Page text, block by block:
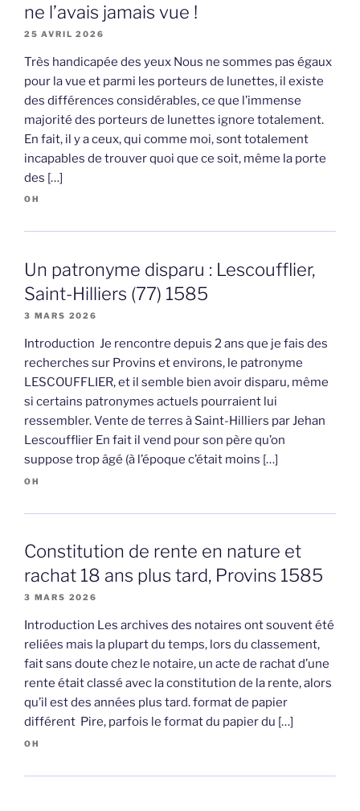
ne l’avais jamais vue !
25 AVRIL 2026
Très handicapée des yeux Nous ne sommes pas égaux
pour la vue et parmi les porteurs de lunettes, il existe
des différences considérables, ce que l’immense
majorité des porteurs de lunettes ignore totalement.
En fait, il y a ceux, qui comme moi, sont totalement
incapables de trouver quoi que ce soit, même la porte
des […]
OH
Un patronyme disparu : Lescoufflier,
Saint-Hilliers (77) 1585
3 MARS 2026
Introduction Je rencontre depuis 2 ans que je fais des
recherches sur Provins et environs, le patronyme
LESCOUFFLIER, et il semble bien avoir disparu, même
si certains patronymes actuels pourraient lui
ressembler. Vente de terres à Saint-Hilliers par Jehan
Lescoufflier En fait il vend pour son père qu’on
suppose trop âgé (à l’époque c’était moins […]
OH
Constitution de rente en nature et
rachat 18 ans plus tard, Provins 1585
3 MARS 2026
Introduction Les archives des notaires ont souvent été
reliées mais la plupart du temps, lors du classement,
fait sans doute chez le notaire, un acte de rachat d’une
rente était classé avec la constitution de la rente, alors
qu’il est des années plus tard. format de papier
différent Pire, parfois le format du papier du […]
OH